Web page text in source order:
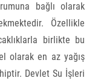
bağlı olarak
Özellikle
birlikte bu
olarak en az yağış
Devlet Su İşleri